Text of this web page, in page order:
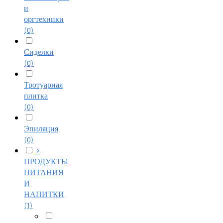
и
оргтехники
(0)
Сиделки
(0)
Тротуарная
плитка
(0)
Эпиляция
(0)
>
ПРОДУКТЫ
ПИТАНИЯ
И
НАПИТКИ
(1)